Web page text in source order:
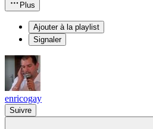
Plus
Ajouter à la playlist
Signaler
enricogay
Suivre